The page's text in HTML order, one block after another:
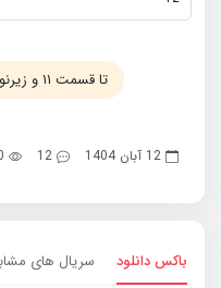
تا قسمت ۱۱ و زیرنویس تا قسمت ۱۱ اضافه شد
12 آبان 1404 12
باکس دانلود سریال های